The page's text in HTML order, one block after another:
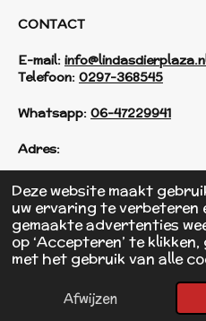
Deze website maakt
uw ervaring te verbeteren
gemaakte advertenties
op ‘Accepteren’ te
met het gebruik van alle
Afwijzen
CONTACT
E-mail:
Telefoon: 0297-368545
Whatsapp: 06-47229941
Adres:
Einsteinstraat 125
1433 KH Kudelstaart
F
a
© 2017 - 2026 Linda's Dierplaza
E-mailadres Telefoonnummer